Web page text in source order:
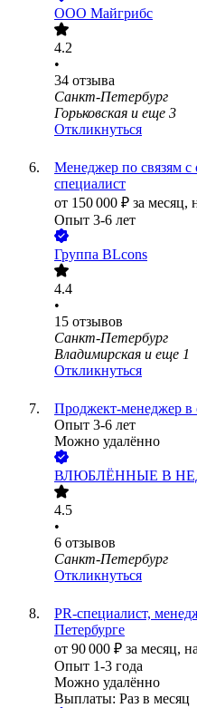
ООО Майгрибс
4.2
•
34 отзыва
Санкт-Петербург
Горьковская и еще 3
Откликнуться
Менеджер по связям с
специалист
от 150 000 ₽ за месяц,
Опыт 3-6 лет
Группа BLcons
4.4
•
15 отзывов
Санкт-Петербург
Владимирская и еще 1
Откликнуться
Проджект-менеджер в
Опыт 3-6 лет
Можно удалённо
ВЛЮБЛЁННЫЕ В
4.5
•
6 отзывов
Санкт-Петербург
Откликнуться
PR-специалист,
Петербурге
от 90 000 ₽ за месяц,
Опыт 1-3 года
Можно удалённо
Выплаты: Раз в месяц